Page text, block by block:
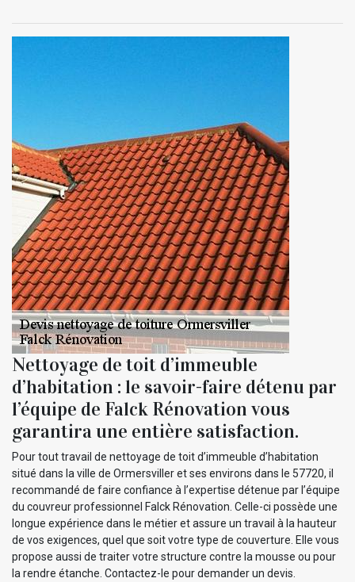
Nettoyage de toit d’immeuble
d’habitation : le savoir-faire détenu par
l’équipe de Falck Rénovation vous
garantira une entière satisfaction.
Pour tout travail de nettoyage de toit d’immeuble d’habitation
situé dans la ville de Ormersviller et ses environs dans le 57720, il
recommandé de faire confiance à l’expertise détenue par l’équipe
du couvreur professionnel Falck Rénovation. Celle-ci possède une
longue expérience dans le métier et assure un travail à la hauteur
de vos exigences, quel que soit votre type de couverture. Elle vous
propose aussi de traiter votre structure contre la mousse ou pour
la rendre étanche. Contactez-le pour demander un devis.